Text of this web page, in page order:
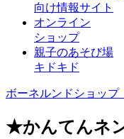
向け情報サイト
オンライン
ショップ
親子のあそび場
キドキド
ボーネルンドショップ
★かんてんネ